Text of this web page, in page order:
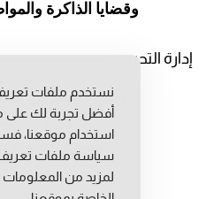
وقضايا الذاكرة
إدارة التحرير
رئيس التحرير: عبد
رئيس التحرير
مديرة
نستخدم ملفات
أفضل تجربة لك على
استخدام موقعنا،
سياسة ملفات تعريف
لمزيد من المعلومات